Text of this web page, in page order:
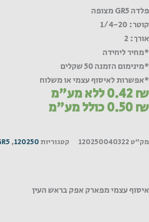
פלדה GR5 מצופה
קוטר: 1/4-20
אורך: 2
*מחיר ליחידה
*מינימום הזמנה 50 שקלים
*אפשרות לאיסוף עצמי או משלוח
0.42₪ ללא מע"מ
0.50₪ כולל מע"מ
מק"ט 120250040322 קטגוריות120250
,
איסוף עצמי מפארק אפק בראש העין